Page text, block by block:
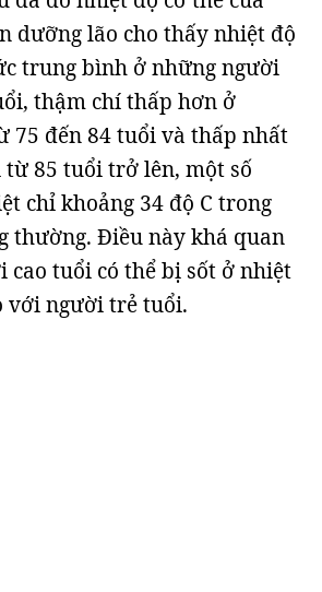
dưỡng lão cho thấy nhiệt độ
trung bình ở những người
thậm chí thấp hơn ở
75 đến 84 tuổi và thấp nhất
85 tuổi trở lên, một số
chỉ khoảng 34 độ C trong
thường. Điều này khá quan
cao tuổi có thể bị sốt ở nhiệt
với người trẻ tuổi.